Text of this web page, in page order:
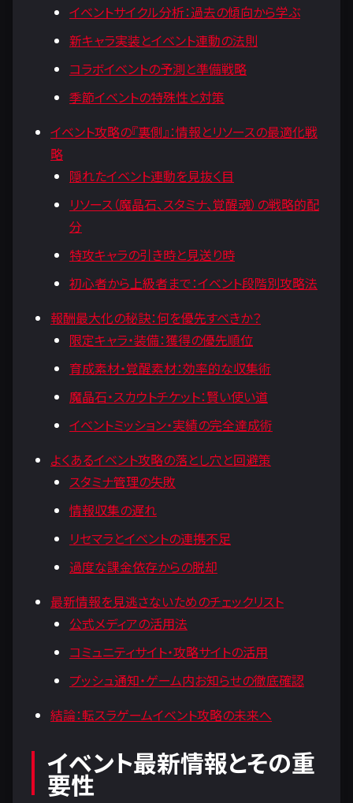
イベントサイクル分析：過去の傾向から学ぶ
新キャラ実装とイベント連動の法則
コラボイベントの予測と準備戦略
季節イベントの特殊性と対策
イベント攻略の『裏側』：情報とリソースの最適化戦
略
隠れたイベント連動を見抜く目
リソース（魔晶石、スタミナ、覚醒魂）の戦略的配
分
特攻キャラの引き時と見送り時
初心者から上級者まで：イベント段階別攻略法
報酬最大化の秘訣：何を優先すべきか？
限定キャラ・装備：獲得の優先順位
育成素材・覚醒素材：効率的な収集術
魔晶石・スカウトチケット：賢い使い道
イベントミッション・実績の完全達成術
よくあるイベント攻略の落とし穴と回避策
スタミナ管理の失敗
情報収集の遅れ
リセマラとイベントの連携不足
過度な課金依存からの脱却
最新情報を見逃さないためのチェックリスト
公式メディアの活用法
コミュニティサイト・攻略サイトの活用
プッシュ通知・ゲーム内お知らせの徹底確認
結論：転スラゲームイベント攻略の未来へ
イベント最新情報とその重
要性